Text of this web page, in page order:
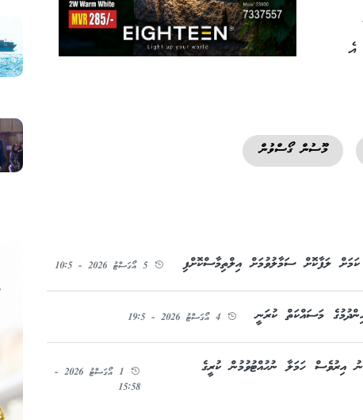
އެ
މޫސުން ގޯސްވުން
ލަފާކޮށް ސަމާލުވުމަށް އިލްތިމާސްކޮށްފި 5 އޯގަސްޓު 2026 - 10:5
މަސައްކަތް ކުރަނީ 4 އޯގަސްޓު 2026 - 19:5
އިރުވެސް ހަމަލާ ނުހުއްޓުވުމުން ކުރީގެ
1 އޯގަސްޓު 2026 -
15:58